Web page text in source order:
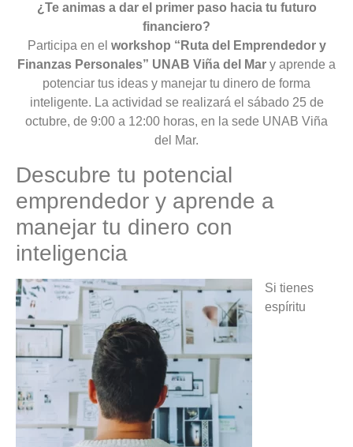
¿Te animas a dar el primer paso hacia tu futuro
financiero?
Participa en el workshop “Ruta del Emprendedor y
Finanzas Personales” UNAB Viña del Mar y aprende a
potenciar tus ideas y manejar tu dinero de forma
inteligente. La actividad se realizará el sábado 25 de
octubre, de 9:00 a 12:00 horas, en la sede UNAB Viña
del Mar.
Descubre tu potencial
emprendedor y aprende a
manejar tu dinero con
inteligencia
Si tienes
espíritu